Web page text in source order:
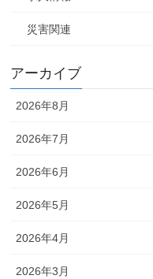
災害関連
アーカイブ
2026年8月
2026年7月
2026年6月
2026年5月
2026年4月
2026年3月